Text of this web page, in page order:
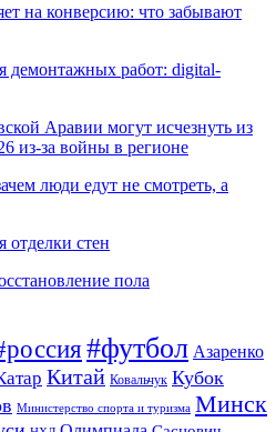
на конверсию: что забывают
демонтажных работ: digital-
Аравии могут исчезнуть из
из-за войны в регионе
люди едут не смотреть, а
отделки стен
пола
#футбол Азаренко
Китай Ковальчук Кубок
Министерство спорта и туризма Минск